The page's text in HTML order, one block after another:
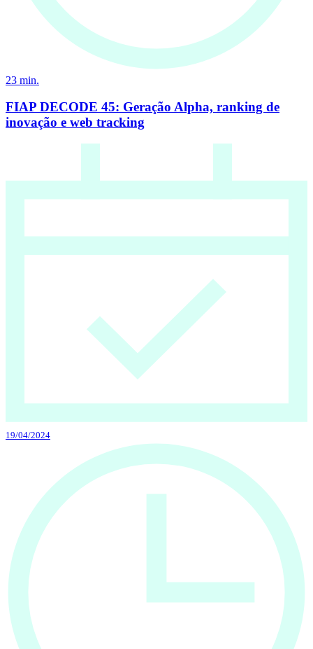
23 min.
FIAP DECODE 45: Geração Alpha, ranking de
inovação e web tracking
19/04/2024